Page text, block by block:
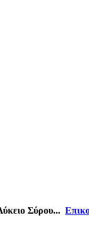
Σύρου...